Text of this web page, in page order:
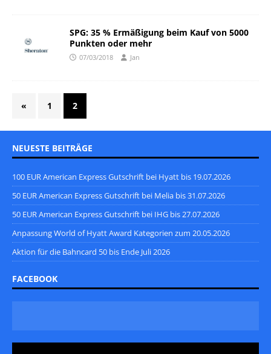
SPG: 35 % Ermäßigung beim Kauf von 5000
Punkten oder mehr
07/03/2018 Jan
« 1 2
NEUESTE BEITRÄGE
100 EUR American Express Gutschrift bei Hyatt bis 19.07.2026
50 EUR American Express Gutschrift bei Melia bis 31.07.2026
50 EUR American Express Gutschrift bei IHG bis 27.07.2026
Anpassung World of Hyatt Award Kategorien zum 20.05.2026
Aktion für die Bahncard 50 bis Ende Juli 2026
FACEBOOK